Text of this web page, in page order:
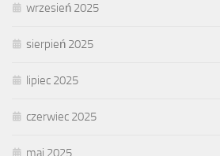
wrzesień 2025
sierpień 2025
lipiec 2025
czerwiec 2025
maj 2025